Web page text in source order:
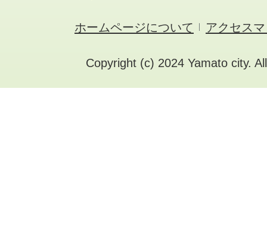
ホームページについて アクセス
Copyright (c) 2024 Yamato city.